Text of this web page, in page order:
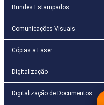
Brindes Estampados
Comunicações Visuais
Cópias a Laser
Digitalização
Digitalização de Documentos